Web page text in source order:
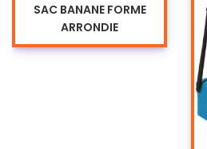
SAC BANANE FORME
ARRONDIE